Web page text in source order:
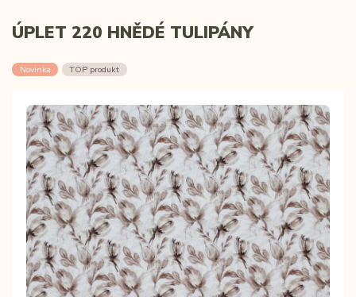
ÚPLET 220 HNĚDÉ TULIPÁNY
Novinka TOP produkt